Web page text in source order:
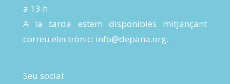
a 13 h.
A la tarda estem disponibles mitjançant
correu electrònic: info@depana.org.
Seu social